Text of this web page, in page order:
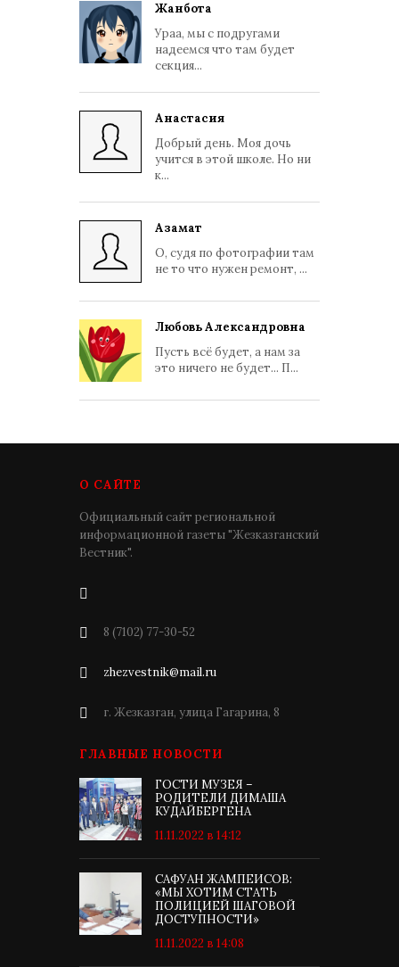
Жанбота
Ураа, мы с подругами
надеемся что там будет
секция...
Анастасия
Добрый день. Моя дочь
учится в этой школе. Но ни
к...
Азамат
О, судя по фотографии там
не то что нужен ремонт, ...
Любовь Александровна
Пусть всё будет, а нам за
это ничего не будет... П...
О САЙТЕ
Официальный сайт региональной
информационной газеты "Жезказганский
Вестник".
8 (7102) 77-30-52
zhezvestnik@mail.ru
г. Жезказган, улица Гагарина, 8
ГЛАВНЫЕ НОВОСТИ
ГОСТИ МУЗЕЯ –
РОДИТЕЛИ ДИМАША
КУДАЙБЕРГЕНА
11.11.2022 в 14:12
САФУАН ЖАМПЕИСОВ:
«МЫ ХОТИМ СТАТЬ
ПОЛИЦИЕЙ ШАГОВОЙ
ДОСТУПНОСТИ»
11.11.2022 в 14:08